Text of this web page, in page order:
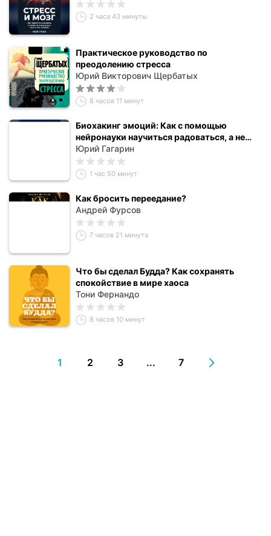
2 часа 43 минуты
Практическое руководство по
преодолению стресса
Юрий Викторович Щербатых
8 часов 11 минут
Биохакинг эмоций: Как с помощью
нейронауки научиться радоваться, а не
переживать
Юрий Гагарин
1 час 50 минут
Как бросить переедание?
Андрей Фурсов
7 часов 21 минута
Что бы сделал Будда? Как сохранять
спокойствие в мире хаоса
Тони Фернандо
8 часов 10 минут
1 2 3 ... 7